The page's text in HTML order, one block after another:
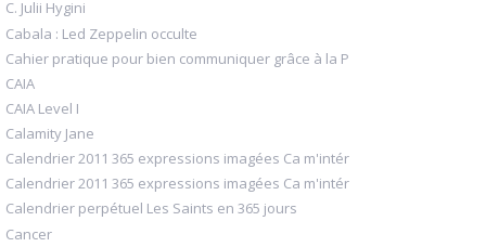
C. Julii Hygini
Cabala : Led Zeppelin occulte
Cahier pratique pour bien communiquer grâce à la P
CAIA
CAIA Level I
Calamity Jane
Calendrier 2011 365 expressions imagées Ca m'intér
Calendrier 2011 365 expressions imagées Ca m'intér
Calendrier perpétuel Les Saints en 365 jours
Cancer